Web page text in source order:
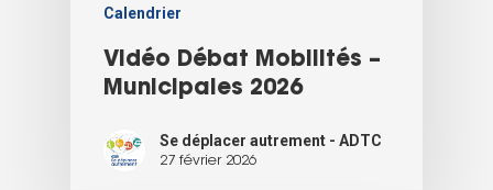
Calendrier
Vidéo Débat Mobilités –
Municipales 2026
Se déplacer autrement - ADTC
27 février 2026